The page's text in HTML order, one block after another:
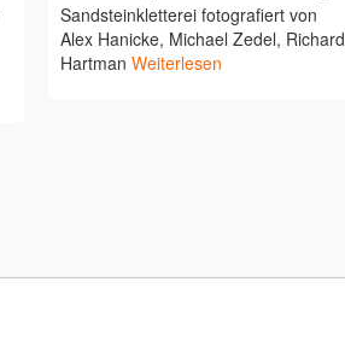
Sandsteinkletterei fotografiert von
Alex Hanicke, Michael Zedel, Richard
HartmanWeiterlesen